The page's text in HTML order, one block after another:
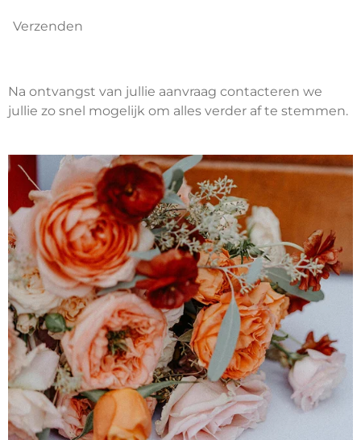
Verzenden
Na ontvangst van jullie aanvraag contacteren we
jullie zo snel mogelijk om alles verder af te stemmen.